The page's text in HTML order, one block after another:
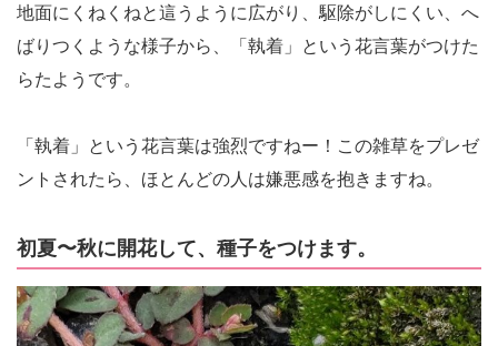
地面にくねくねと這うように広がり、駆除がしにくい、へ
ばりつくような様子から、「執着」という花言葉がつけた
らたようです。
「執着」という花言葉は強烈ですねー！この雑草をプレゼ
ントされたら、ほとんどの人は嫌悪感を抱きますね。
初夏〜秋に開花して、種子をつけます。